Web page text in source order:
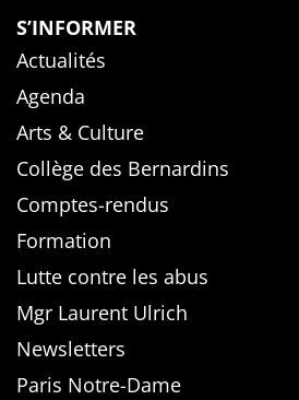
S’INFORMER
Actualités
Agenda
Arts & Culture
Collège des Bernardins
Comptes-rendus
Formation
Lutte contre les abus
Mgr Laurent Ulrich
Newsletters
Paris Notre-Dame